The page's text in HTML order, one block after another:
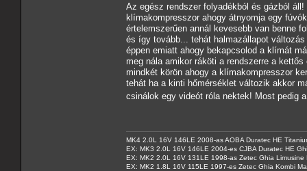
Az egész rendszer folyadékból és gázból
klímakompresszor ahogy átnyomja egy
értelemszerűen annál kevesebb van benne
és így tovább... tehát halmazállapot
éppen emiatt ahogy bekapcsolod a klímát
meg nála amikor ráköti a rendszerre a
mindkét körön ahogy a klímakompresszor
tehát ha a kinti hőmérséklet változik akkor
csinálok egy videót róla nektek! Most pedig
MK4 2.0L 16V 146LE 2008-as AOBA Duratec HE
EX: MK3 2.0L 16V 146LE 2004-es CJBA Duratec HE
EX: MK2 2.0L 16V 131LE 1998-as Zetec Ghia Limusine
EX: MK2 1.8L 16V 115LE 1997-es Zetec Ghia Kombi